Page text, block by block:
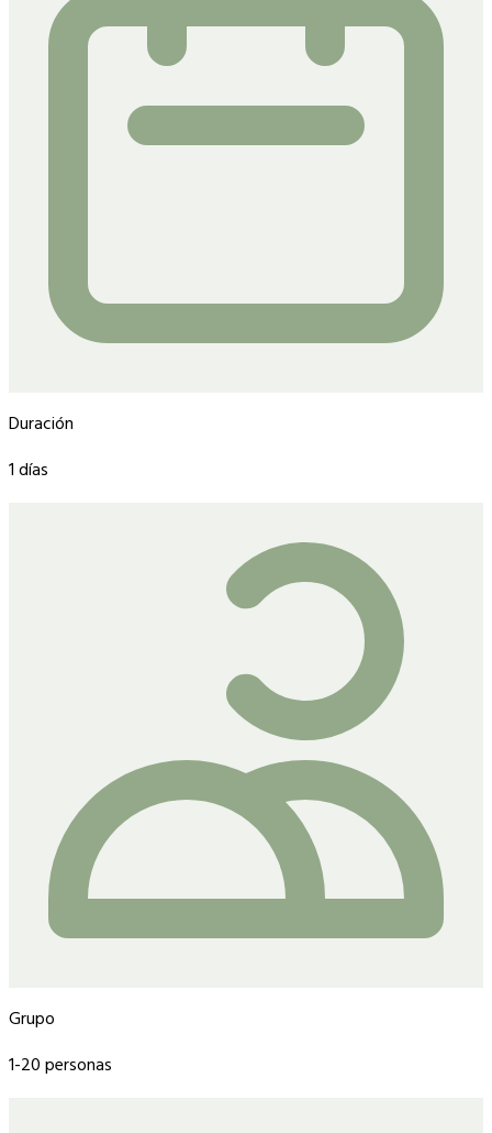
Duración
1 días
Grupo
1-20 personas